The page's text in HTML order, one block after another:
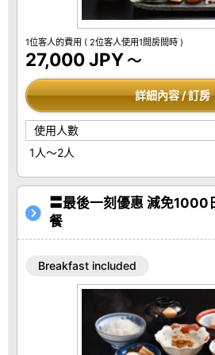
1位客人的費用 ( 2位客人使用1間房間時 )
27,000 JPY～
詳細內容 / 訂房
使用人數
1人～2人
〓最後一刻優惠 減免1000
餐
Breakfast included